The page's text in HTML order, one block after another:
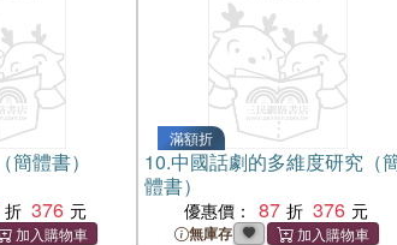
體書）
376
滿額折
10.中國話劇的多維度研究（
體書）
優惠價： 87 376
無庫存